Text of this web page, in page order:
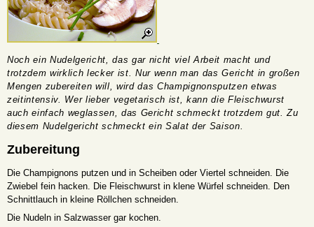
Noch ein Nudelgericht, das gar nicht viel Arbeit macht und
trotzdem wirklich lecker ist. Nur wenn man das Gericht in großen
Mengen zubereiten will, wird das Champignonsputzen etwas
zeitintensiv. Wer lieber vegetarisch ist, kann die Fleischwurst
auch einfach weglassen, das Gericht schmeckt trotzdem gut. Zu
diesem Nudelgericht schmeckt ein Salat der Saison.
Zubereitung
Die Champignons putzen und in Scheiben oder Viertel schneiden. Die
Zwiebel fein hacken. Die Fleischwurst in klene Würfel schneiden. Den
Schnittlauch in kleine Röllchen schneiden.
Die Nudeln in Salzwasser gar kochen.